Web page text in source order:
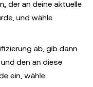
der an deine aktuelle
und wähle
ab, gib dann
und den an diese
ein, wähle